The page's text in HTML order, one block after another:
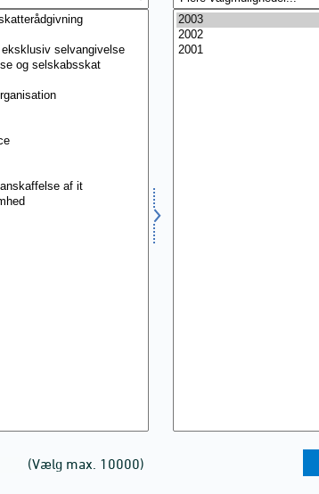
(Vælg max. 10000)